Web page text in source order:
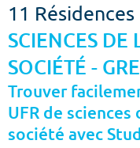
Ville, école
Budget min
11
SCIENCES
SOCIÉTÉ -
Trouver
UFR de
société avec